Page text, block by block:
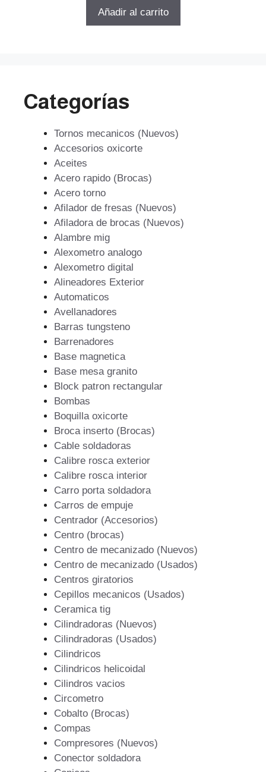
original
actual
Añadir al carrito
Categorías
Tornos mecanicos (Nuevos)
Accesorios oxicorte
Aceites
Acero rapido (Brocas)
Acero torno
Afilador de fresas (Nuevos)
Afiladora de brocas (Nuevos)
Alambre mig
Alexometro analogo
Alexometro digital
Alineadores Exterior
Automaticos
Avellanadores
Barras tungsteno
Barrenadores
Base magnetica
Base mesa granito
Block patron rectangular
Bombas
Boquilla oxicorte
Broca inserto (Brocas)
Cable soldadoras
Calibre rosca exterior
Calibre rosca interior
Carro porta soldadora
Carros de empuje
Centrador (Accesorios)
Centro (brocas)
Centro de mecanizado (Nuevos)
Centro de mecanizado (Usados)
Centros giratorios
Cepillos mecanicos (Usados)
Ceramica tig
Cilindradoras (Nuevos)
Cilindradoras (Usados)
Cilindricos
Cilindricos helicoidal
Cilindros vacios
Circometro
Cobalto (Brocas)
Compas
Compresores (Nuevos)
Conector soldadora